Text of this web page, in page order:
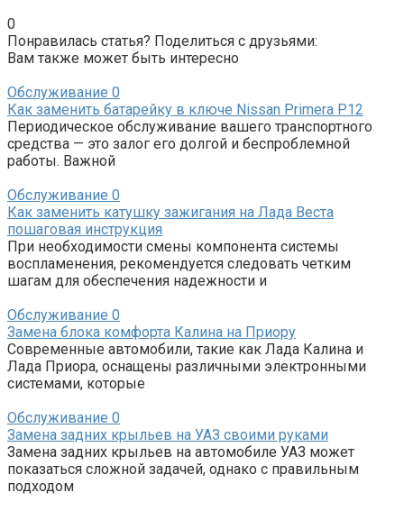
0
Понравилась статья? Поделиться с друзьями:
Вам также может быть интересно
Обслуживание 0
Как заменить батарейку в ключе Nissan Primera P12
Периодическое обслуживание вашего транспортного
средства — это залог его долгой и беспроблемной
работы. Важной
Обслуживание 0
Как заменить катушку зажигания на Лада Веста
пошаговая инструкция
При необходимости смены компонента системы
воспламенения, рекомендуется следовать четким
шагам для обеспечения надежности и
Обслуживание 0
Замена блока комфорта Калина на Приору
Современные автомобили, такие как Лада Калина и
Лада Приора, оснащены различными электронными
системами, которые
Обслуживание 0
Замена задних крыльев на УАЗ своими руками
Замена задних крыльев на автомобиле УАЗ может
показаться сложной задачей, однако с правильным
подходом